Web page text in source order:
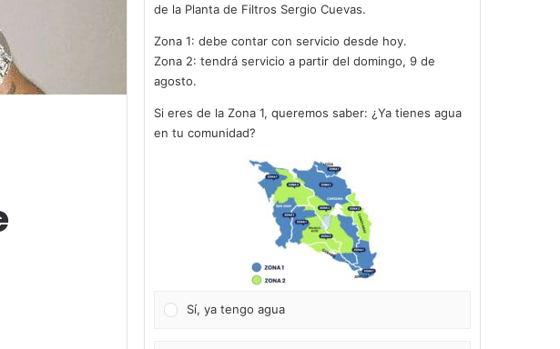
de la Planta de Filtros Sergio Cuevas.
Zona 1: debe contar con servicio desde hoy.
Zona 2: tendrá servicio a partir del domingo, 9 de
agosto.
Si eres de la Zona 1, queremos saber: ¿Ya tienes agua
en tu comunidad?
Sí, ya tengo agua